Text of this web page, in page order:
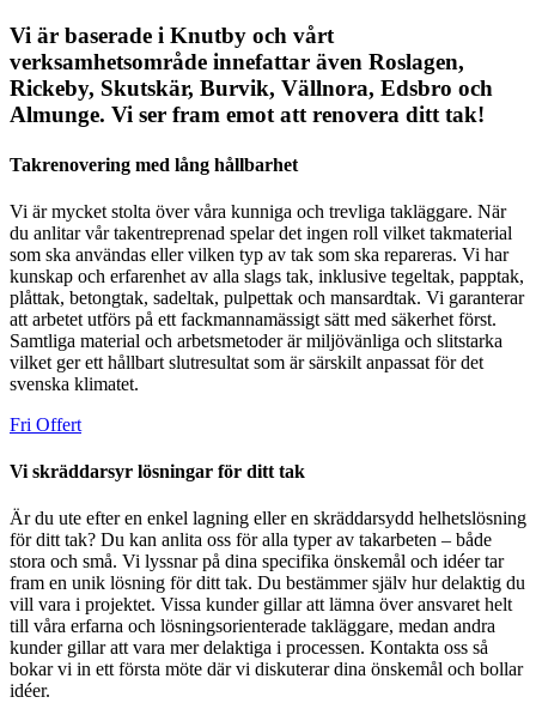
Vi är baserade i Knutby och vårt
verksamhetsområde innefattar även Roslagen,
Rickeby, Skutskär, Burvik, Vällnora, Edsbro och
Almunge. Vi ser fram emot att renovera ditt tak!
Takrenovering med lång hållbarhet
Vi är mycket stolta över våra kunniga och trevliga takläggare. När
du anlitar vår takentreprenad spelar det ingen roll vilket takmaterial
som ska användas eller vilken typ av tak som ska repareras. Vi har
kunskap och erfarenhet av alla slags tak, inklusive tegeltak, papptak,
plåttak, betongtak, sadeltak, pulpettak och mansardtak. Vi garanterar
att arbetet utförs på ett fackmannamässigt sätt med säkerhet först.
Samtliga material och arbetsmetoder är miljövänliga och slitstarka
vilket ger ett hållbart slutresultat som är särskilt anpassat för det
svenska klimatet.
Fri Offert
Vi skräddarsyr lösningar för ditt tak
Är du ute efter en enkel lagning eller en skräddarsydd helhetslösning
för ditt tak? Du kan anlita oss för alla typer av takarbeten – både
stora och små. Vi lyssnar på dina specifika önskemål och idéer tar
fram en unik lösning för ditt tak. Du bestämmer själv hur delaktig du
vill vara i projektet. Vissa kunder gillar att lämna över ansvaret helt
till våra erfarna och lösningsorienterade takläggare, medan andra
kunder gillar att vara mer delaktiga i processen. Kontakta oss så
bokar vi in ett första möte där vi diskuterar dina önskemål och bollar
idéer.